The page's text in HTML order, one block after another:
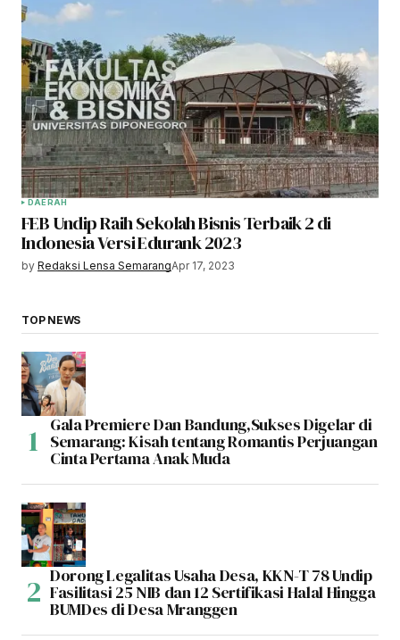
DAERAH
FEB Undip Raih Sekolah Bisnis Terbaik 2 di
Indonesia Versi Edurank 2023
by Redaksi Lensa SemarangApr 17, 2023
TOP NEWS
Gala Premiere Dan Bandung,Sukses Digelar di
Semarang: Kisah tentang Romantis Perjuangan
Cinta Pertama Anak Muda
Dorong Legalitas Usaha Desa, KKN-T 78 Undip
Fasilitasi 25 NIB dan 12 Sertifikasi Halal Hingga
BUMDes di Desa Mranggen